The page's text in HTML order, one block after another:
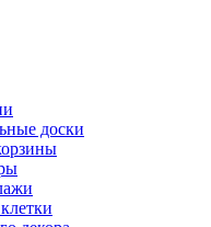
доски